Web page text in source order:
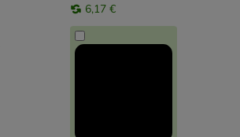
6,17 €